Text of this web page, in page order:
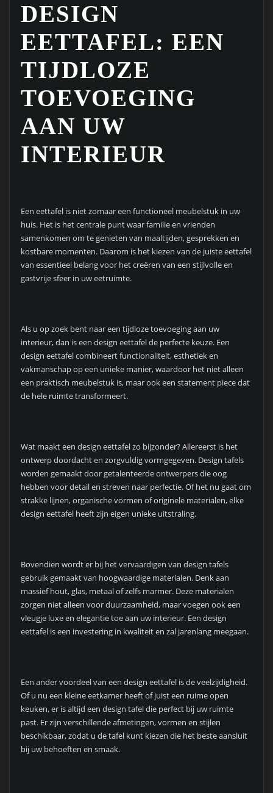
DESIGN
EETTAFEL: EEN
TIJDLOZE
TOEVOEGING
AAN UW
INTERIEUR
Een eettafel is niet zomaar een functioneel meubelstuk in uw
huis. Het is het centrale punt waar familie en vrienden
samenkomen om te genieten van maaltijden, gesprekken en
kostbare momenten. Daarom is het kiezen van de juiste eettafel
van essentieel belang voor het creëren van een stijlvolle en
gastvrije sfeer in uw eetruimte.
Als u op zoek bent naar een tijdloze toevoeging aan uw
interieur, dan is een design eettafel de perfecte keuze. Een
design eettafel combineert functionaliteit, esthetiek en
vakmanschap op een unieke manier, waardoor het niet alleen
een praktisch meubelstuk is, maar ook een statement piece dat
de hele ruimte transformeert.
Wat maakt een design eettafel zo bijzonder? Allereerst is het
ontwerp doordacht en zorgvuldig vormgegeven. Design tafels
worden gemaakt door getalenteerde ontwerpers die oog
hebben voor detail en streven naar perfectie. Of het nu gaat om
strakke lijnen, organische vormen of originele materialen, elke
design eettafel heeft zijn eigen unieke uitstraling.
Bovendien wordt er bij het vervaardigen van design tafels
gebruik gemaakt van hoogwaardige materialen. Denk aan
massief hout, glas, metaal of zelfs marmer. Deze materialen
zorgen niet alleen voor duurzaamheid, maar voegen ook een
vleugje luxe en elegantie toe aan uw interieur. Een design
eettafel is een investering in kwaliteit en zal jarenlang meegaan.
Een ander voordeel van een design eettafel is de veelzijdigheid.
Of u nu een kleine eetkamer heeft of juist een ruime open
keuken, er is altijd een design tafel die perfect bij uw ruimte
past. Er zijn verschillende afmetingen, vormen en stijlen
beschikbaar, zodat u de tafel kunt kiezen die het beste aansluit
bij uw behoeften en smaak.